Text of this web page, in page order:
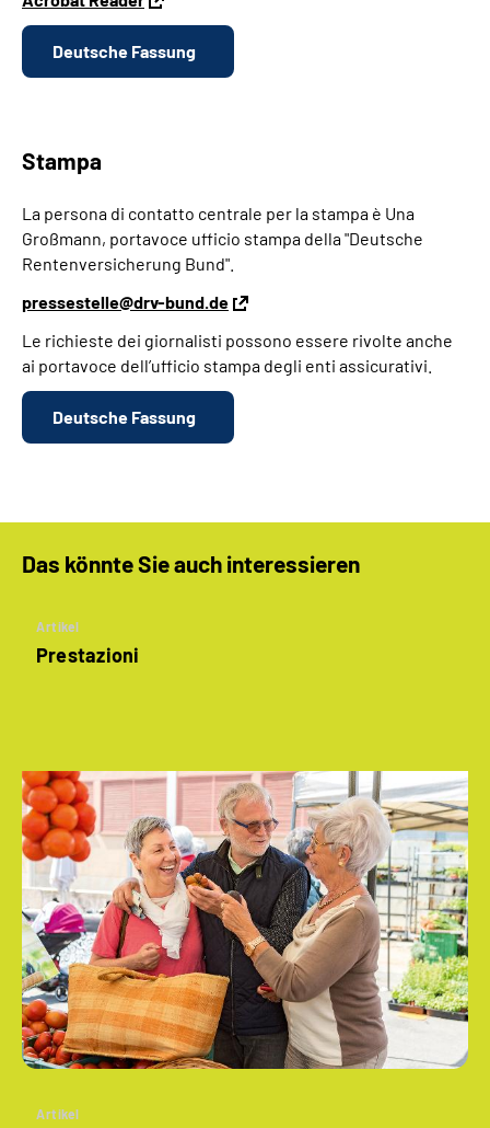
Deutsche Fassung
Stampa
La persona di contatto centrale per la stampa è Una
Großmann, portavoce ufficio stampa della "Deutsche
Rentenversicherung Bund".
pressestelle@drv-bund.de
Le richieste dei giornalisti possono essere rivolte anche
ai portavoce dell’ufficio stampa degli enti assicurativi.
Deutsche Fassung
Das könnte Sie auch interessieren
Artikel
Prestazioni
Artikel